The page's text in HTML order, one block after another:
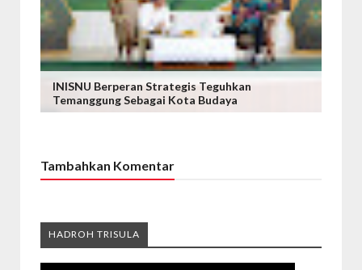
INISNU Berperan Strategis Teguhkan
Temanggung Sebagai Kota Budaya
Tambahkan Komentar
HADROH TRISULA